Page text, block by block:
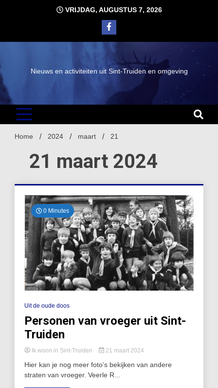
VRIJDAG, AUGUSTUS 7, 2026
Nieuws en activiteiten uit Sint-Truiden en omgeving
Home 2024 maart 21
21 maart 2024
0 Minutes
Uit de oude doos
Personen van vroeger uit Sint-
Truiden
Ik woon in Sint-Truiden 21 maart 2024
Hier kan je nog meer foto’s bekijken van andere
straten van vroeger. Veerle R...